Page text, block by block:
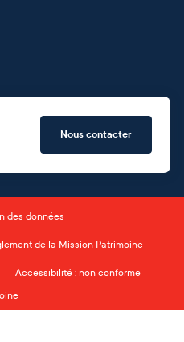
Nous contacter
des données
de la Mission Patrimoine
Accessibilité : non conforme